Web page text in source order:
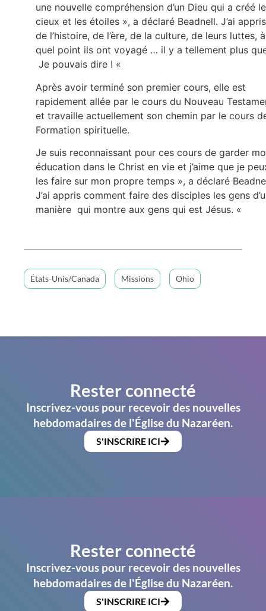
une nouvelle compréhension d’un Dieu qui a créé
cieux et les étoiles », a déclaré Beadnell. J’ai appris
de l’histoire, de l’ère, de la culture, de leurs luttes, à
quel point ils ont voyagé … il y a tellement plus
Je pouvais dire ! «
Après avoir terminé son premier cours, elle est
rapidement allée par le cours du Nouveau
et travaille actuellement son chemin par le cours
Formation spirituelle.
Je suis reconnaissant pour ces cours de garder
éducation dans le Christ en vie et j’aime que je
les faire sur mon propre temps », a déclaré
J’ai appris comment faire des disciples les gens
manière qui montre aux gens qui est Jésus. «
États-Unis/Canada Missions Ohio
Rester connecté
Inscrivez-vous pour recevoir des nouvelles
hebdomadaires de l'Église du Nazaréen.
S'INSCRIRE ICI
Rester connecté
Inscrivez-vous pour recevoir des nouvelles
hebdomadaires de l'Église du Nazaréen.
S'INSCRIRE ICI